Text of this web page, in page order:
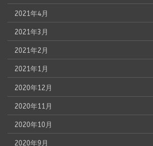
2021年4月
2021年3月
2021年2月
2021年1月
2020年12月
2020年11月
2020年10月
2020年9月